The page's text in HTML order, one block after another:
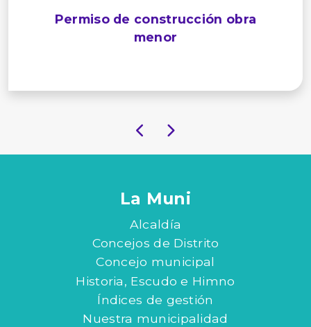
Permiso de construcción obra
menor
La Muni
Alcaldía
Concejos de Distrito
Concejo municipal
Historia, Escudo e Himno
Índices de gestión
Nuestra municipalidad